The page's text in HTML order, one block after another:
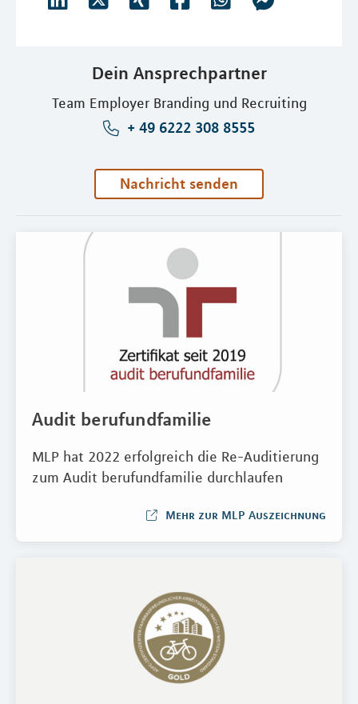
Dein Ansprechpartner
Team Employer Branding und Recruiting
+ 49 6222 308 8555
Nachricht senden
Audit berufundfamilie
MLP hat 2022 erfolgreich die Re-Auditierung
zum Audit berufundfamilie durchlaufen
Mehr zur MLP Auszeichnung